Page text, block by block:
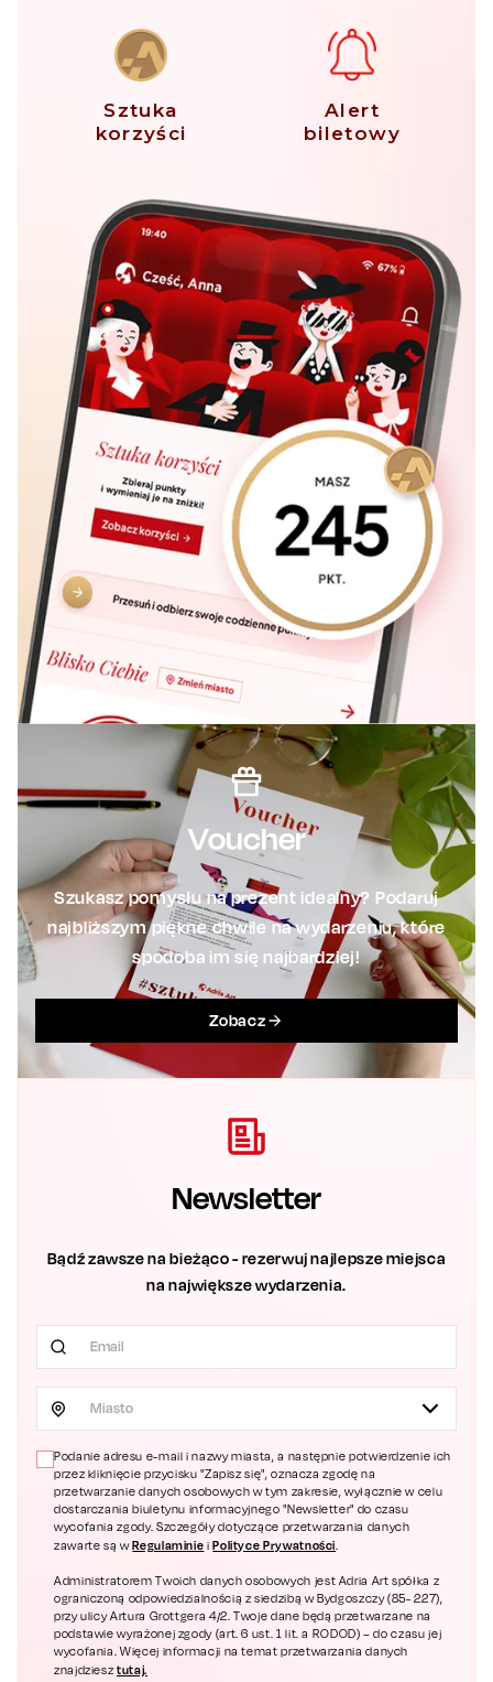
Sztuka
korzyści
Alert
biletowy
Voucher
Szukasz pomysłu na prezent idealny? Podaruj
najbliższym piękne chwile na wydarzeniu, które
spodoba im się najbardziej!
Zobacz
Newsletter
Bądź zawsze na bieżąco - rezerwuj najlepsze miejsca
na największe wydarzenia.
Miasto
Podanie adresu e-mail i nazwy miasta, a następnie potwierdzenie ich
przez kliknięcie przycisku "Zapisz się", oznacza zgodę na
przetwarzanie danych osobowych w tym zakresie, wyłącznie w celu
dostarczania biuletynu informacyjnego "Newsletter" do czasu
wycofania zgody. Szczegóły dotyczące przetwarzania danych
zawarte są wRegulaminie iPolityce Prywatności.
Administratorem Twoich danych osobowych jest Adria Art spółka z
ograniczoną odpowiedzialnością z siedzibą w Bydgoszczy (85- 227),
przy ulicy Artura Grottgera 4/2. Twoje dane będą przetwarzane na
podstawie wyrażonej zgody (art. 6 ust. 1 lit. a RODOD) – do czasu jej
wycofania. Więcej informacji na temat przetwarzania danych
znajdziesztutaj.